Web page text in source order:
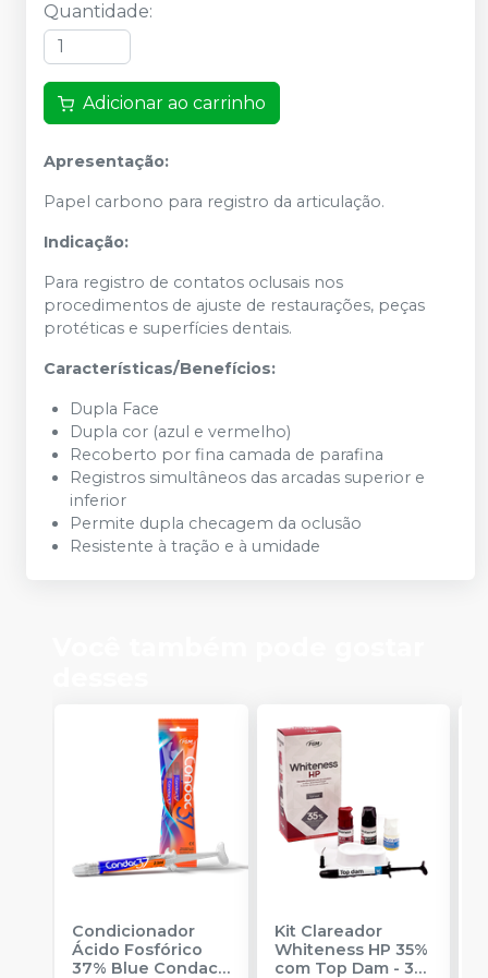
Quantidade:
Adicionar ao carrinho
Apresentação:
Papel carbono para registro da articulação.
Indicação:
Para registro de contatos oclusais nos
procedimentos de ajuste de restaurações, peças
protéticas e superfícies dentais.
Características/Benefícios:
Dupla Face
Dupla cor (azul e vermelho)
Recoberto por fina camada de parafina
Registros simultâneos das arcadas superior e
inferior
Permite dupla checagem da oclusão
Resistente à tração e à umidade
Condicionador
Ácido Fosfórico
37% Blue Condac-
Kit Clareador
Whiteness HP 35%
com Top Dam - 3